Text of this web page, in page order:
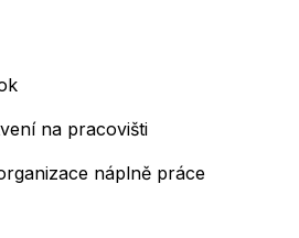
na pracovišti
náplně práce